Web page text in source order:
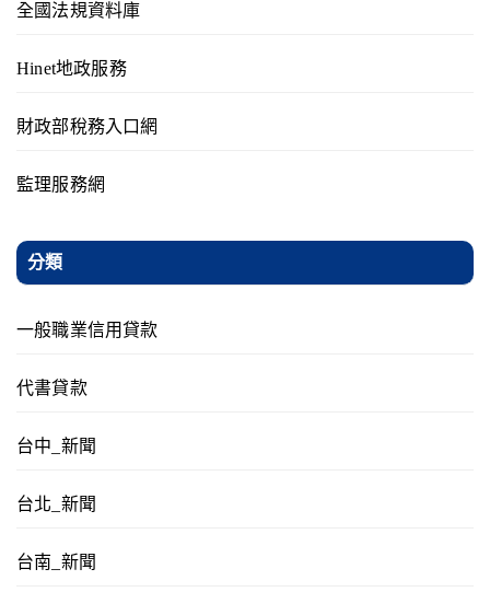
全國法規資料庫
Hinet地政服務
財政部稅務入口網
監理服務網
分類
一般職業信用貸款
代書貸款
台中_新聞
台北_新聞
台南_新聞